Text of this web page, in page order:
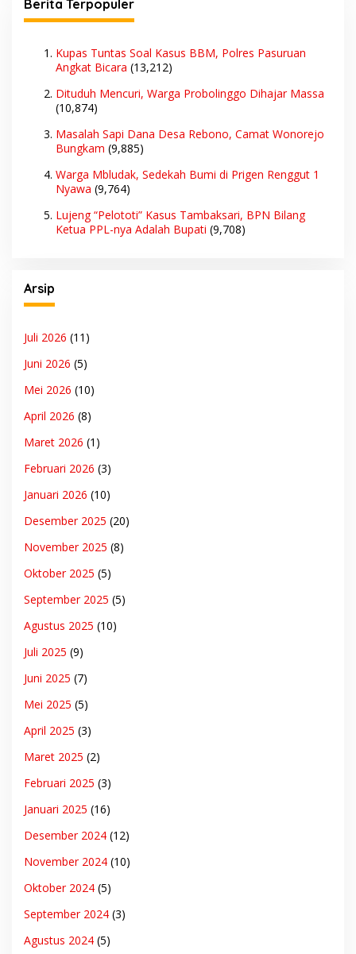
Berita Terpopuler
Kupas Tuntas Soal Kasus BBM, Polres Pasuruan
Angkat Bicara (13,212)
Dituduh Mencuri, Warga Probolinggo Dihajar Massa
(10,874)
Masalah Sapi Dana Desa Rebono, Camat Wonorejo
Bungkam (9,885)
Warga Mbludak, Sedekah Bumi di Prigen Renggut 1
Nyawa (9,764)
Lujeng “Pelototi” Kasus Tambaksari, BPN Bilang
Ketua PPL-nya Adalah Bupati (9,708)
Arsip
Juli 2026 (11)
Juni 2026 (5)
Mei 2026 (10)
April 2026 (8)
Maret 2026 (1)
Februari 2026 (3)
Januari 2026 (10)
Desember 2025 (20)
November 2025 (8)
Oktober 2025 (5)
September 2025 (5)
Agustus 2025 (10)
Juli 2025 (9)
Juni 2025 (7)
Mei 2025 (5)
April 2025 (3)
Maret 2025 (2)
Februari 2025 (3)
Januari 2025 (16)
Desember 2024 (12)
November 2024 (10)
Oktober 2024 (5)
September 2024 (3)
Agustus 2024 (5)